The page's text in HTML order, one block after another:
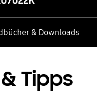
& Downloads
Tipps